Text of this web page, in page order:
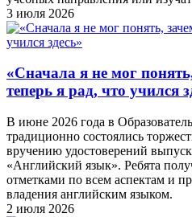
3 июля 2026
«Сначала я не мог
теперь я рад, что учился
В июне 2026 года в
традиционно состоялись
вручению удостоверений
«Английский язык». Ребята
отметками по всем аспектам и
владения английским языком.
2 июля 2026